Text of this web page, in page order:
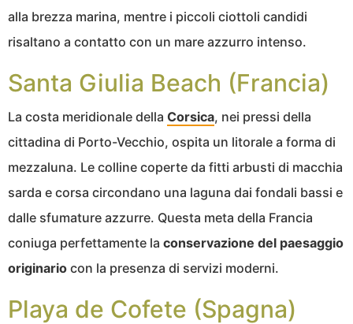
alla brezza marina, mentre i piccoli ciottoli candidi
risaltano a contatto con un mare azzurro intenso.
Santa Giulia Beach (Francia)
La costa meridionale della Corsica, nei pressi della
cittadina di Porto-Vecchio, ospita un litorale a forma di
mezzaluna. Le colline coperte da fitti arbusti di macchia
sarda e corsa circondano una laguna dai fondali bassi e
dalle sfumature azzurre. Questa meta della Francia
coniuga perfettamente la conservazione del paesaggio
originario con la presenza di servizi moderni.
Playa de Cofete (Spagna)